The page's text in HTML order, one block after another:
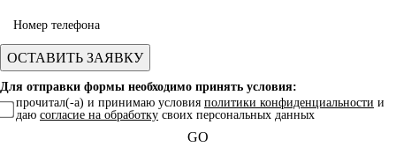
Для отправки формы необходимо принять условия:
прочитал(-а) и принимаю условия политики конфиденциальности и
даю согласие на обработку своих персональных данных
GO